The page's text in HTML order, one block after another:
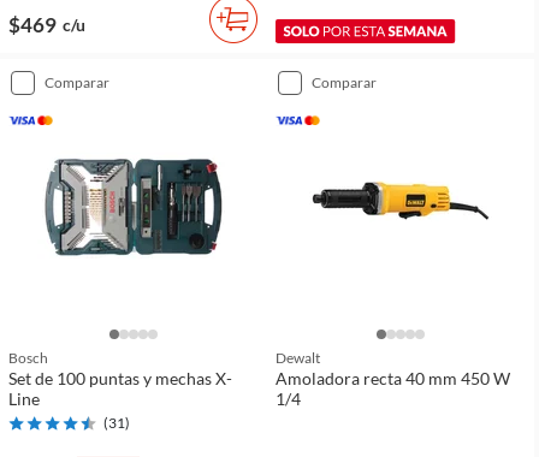
$469 c/u
comparar
Bosch
Set de 100 puntas y mechas X-
Line
(31)
comparar
Dewalt
Amoladora recta 40 mm 450 W
1/4